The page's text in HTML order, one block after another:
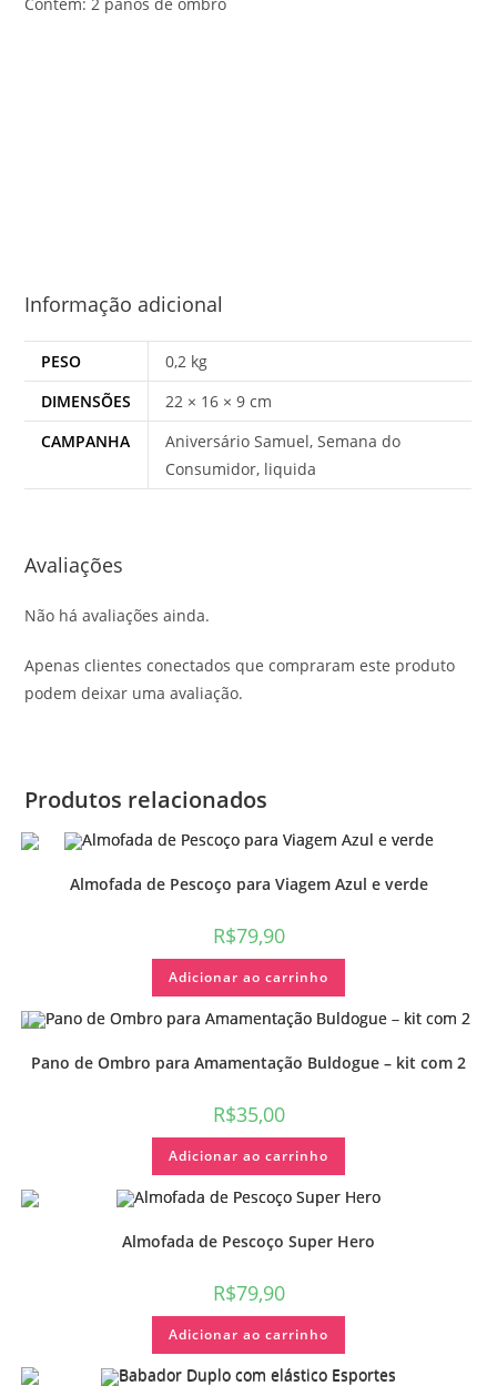
Informação adicional
PESO
0,2 kg
DIMENSÕES
22 × 16 × 9 cm
CAMPANHA
Aniversário Samuel, Semana do
Consumidor, liquida
Avaliações
Não há avaliações ainda.
Apenas clientes conectados que compraram este produto
podem deixar uma avaliação.
Produtos relacionados
Almofada de Pescoço para Viagem Azul e verde
R$79,90
Adicionar ao carrinho
Pano de Ombro para Amamentação Buldogue – kit com 2
R$35,00
Adicionar ao carrinho
Almofada de Pescoço Super Hero
R$79,90
Adicionar ao carrinho